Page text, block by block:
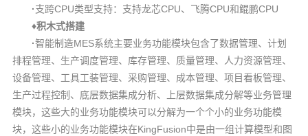
· 支跨CPU类型支持：支持龙芯CPU、飞腾CPU和鲲鹏CPU
♦积木式搭建
·智能制造MES系统主要业务功能模块包含了数据管理、计划
排程管理、生产调度管理、库存管理、质量管理、人力资源管理、
设备管理、工具工装管理、采购管理、成本管理、项目看板管理、
生产过程控制、底层数据集成分析、上层数据集成分解等业务管理
模块，这些大的业务功能模块可以分解为一个个小的业务功能模
块，这些小的业务功能模块在KingFusion中是由一组计算模型和图